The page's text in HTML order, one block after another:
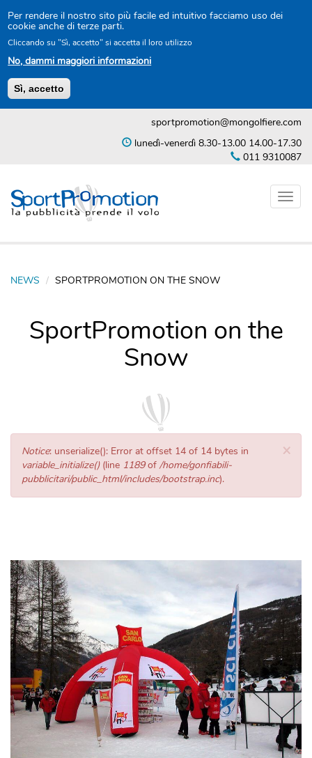
Per rendere il nostro sito più facile ed intuitivo facciamo uso dei
cookie anche di terze parti.
Cliccando su "Sì, accetto" si accetta il loro utilizzo
No, dammi maggiori informazioni
Sì, accetto
sportpromotion@mongolfiere.com
lunedì-venerdì 8.30-13.00 14.00-17.30
011 9310087
NEWS SPORTPROMOTION ON THE SNOW
SportPromotion on the
Snow
×
Messaggio
di
errore
Notice: unserialize(): Error at offset 14 of 14 bytes in
variable_initialize()(line 1189of/home/gonfiabili-
pubblicitari/public_html/includes/bootstrap.inc).